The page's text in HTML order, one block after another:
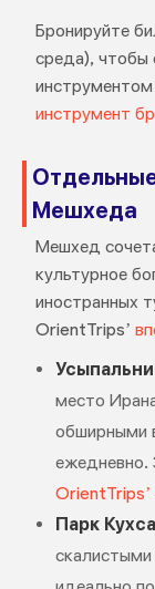
Бронируйте
среда), чтобы
инструментом
инструмент
Мешхеда
Мешхед
культурное
иностранных
OrientTrips’
место
обширными
ежедневно.
Парк